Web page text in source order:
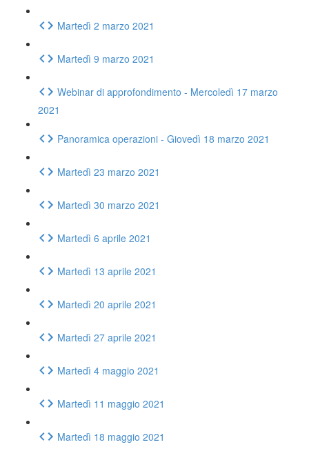
Martedì 2 marzo 2021
Martedì 9 marzo 2021
Webinar di approfondimento - Mercoledì 17 marzo
2021
Panoramica operazioni - Giovedì 18 marzo 2021
Martedì 23 marzo 2021
Martedì 30 marzo 2021
Martedì 6 aprile 2021
Martedì 13 aprile 2021
Martedì 20 aprile 2021
Martedì 27 aprile 2021
Martedì 4 maggio 2021
Martedì 11 maggio 2021
Martedì 18 maggio 2021